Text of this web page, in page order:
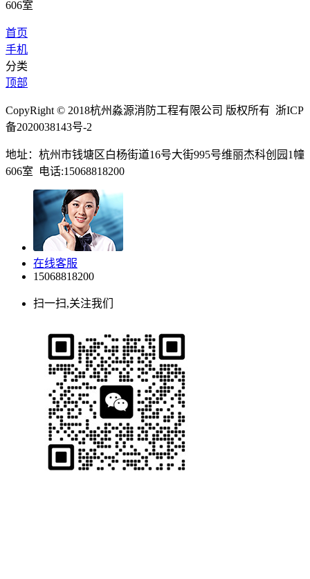
606室
首页
手机
分类
顶部
CopyRight © 2018杭州淼源消防工程有限公司 版权所有 浙ICP
备2020038143号-2
地址：杭州市钱塘区白杨街道16号大街995号维丽杰科创园1幢
606室 电话:15068818200
在线客服
15068818200
扫一扫,关注我们